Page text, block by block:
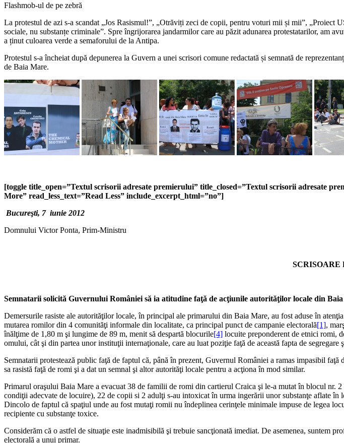
Flashmob-ul de pe zebră
La protestul de azi s-a scandat „Jos Rasismul!”, „Otrăviți zeci de copii, pentru voturi mii și mii”,
sociale, nu substanțe criminale”. Spre îngrijorarea jandarmilor care au păzit adunarea protestatarilor, am
a ținut culoarea verde a semaforului de la Antipa.
Protestul s-a încheiat după depunerea la Guvern a unei scrisori comune redactată și semnată de
de Baia Mare.
[toggle title_open=”Textul scrisorii adresate premierului” title_closed=”Textul scrisorii adresate
More” read_less_text=”Read Less” include_excerpt_html=”no”]
Bucureşti, 7 iunie 2012
Domnului Victor Ponta, Prim-Ministru
SCRISOARE
Semnatarii solicită Guvernului României să ia atitudine faţă de acţiunile autorităţilor locale din
Demersurile rasiste ale autorităţilor locale, în principal ale primarului din Baia Mare, au fost aduse în
mutarea romilor din 4 comunităţi informale din localitate, ca principal punct de campanie electorală[1],
înălţime de 1,80 m şi lungime de 89 m, menit să despartă blocurile[4] locuite preponderent de etnici romi,
omului, cât şi din partea unor instituţii internaţionale, care au luat poziţie faţă de această fapta de segregare
Semnatarii protestează public faţă de faptul că, până în prezent, Guvernul României a ramas impasibil
sa rasistă faţă de romi şi a dat un semnal şi altor autorităţi locale pentru a acţiona în mod similar.
Primarul oraşului Baia Mare a evacuat 38 de familii de romi din cartierul Craica şi le-a mutat în blocul
condiţii adecvate de locuire), 22 de copii si 2 adulţi s-au intoxicat în urma ingerării unor substanţe aflate
Dincolo de faptul că spaţiul unde au fost mutaţi romii nu îndeplinea cerinţele minimale impuse de legea
recipiente cu substanţe toxice.
Considerăm că o astfel de situaţie este inadmisibilă şi trebuie sancţionată imediat. De asemenea, suntem
electorală a unui primar.